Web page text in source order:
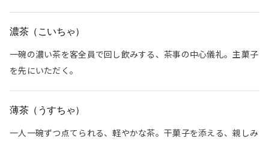
濃茶（こいちゃ）
一碗の濃い茶を客全員で回し飲みする、茶事の中心儀礼。主菓子
を先にいただく。
薄茶（うすちゃ）
一人一碗ずつ点てられる、軽やかな茶。干菓子を添える、親しみ